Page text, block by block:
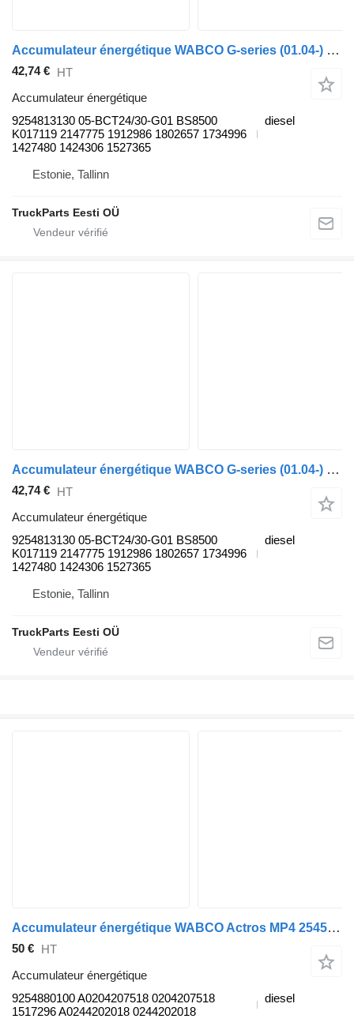
Accumulateur énergétique WABCO G-series (01.04-) 9254813130 pour tracteur routier Scania P,G,R,T-series (2004-2017)
42,74 € HT
Accumulateur énergétique
9254813130 05-BCT24/30-G01 BS8500
K017119 2147775 1912986 1802657 1734996
1427480 1424306 1527365
diesel
Estonie, Tallinn
TruckParts Eesti OÜ
Accumulateur énergétique WABCO G-series (01.04-) 9254813130 pour tracteur routier Scania P,G,R,T-series (2004-2017)
42,74 € HT
Accumulateur énergétique
9254813130 05-BCT24/30-G01 BS8500
K017119 2147775 1912986 1802657 1734996
1427480 1424306 1527365
diesel
Estonie, Tallinn
TruckParts Eesti OÜ
Accumulateur énergétique WABCO Actros MP4 2545 (01.13-) 9254880100 pour tracteur routier Mercedes-Benz Actros MP4 Antos Arocs (2012-)
50 €
HT
Accumulateur énergétique
9254880100 A0204207518 0204207518
1517296 A0244202018 0244202018
diesel